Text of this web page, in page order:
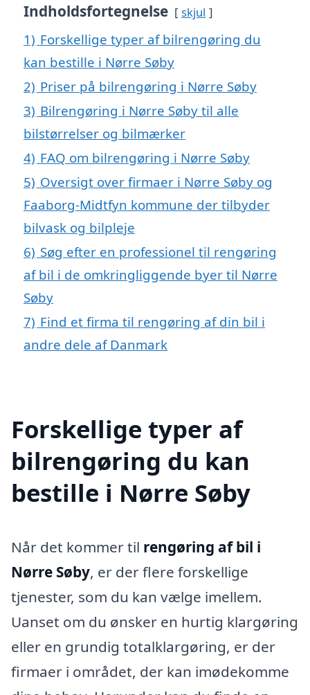
Indholdsfortegnelse skjul
1) Forskellige typer af bilrengøring du
kan bestille i Nørre Søby
2) Priser på bilrengøring i Nørre Søby
3) Bilrengøring i Nørre Søby til alle
bilstørrelser og bilmærker
4) FAQ om bilrengøring i Nørre Søby
5) Oversigt over firmaer i Nørre Søby og
Faaborg-Midtfyn kommune der tilbyder
bilvask og bilpleje
6) Søg efter en professionel til rengøring
af bil i de omkringliggende byer til Nørre
Søby
7) Find et firma til rengøring af din bil i
andre dele af Danmark
Forskellige typer af
bilrengøring du kan
bestille i Nørre Søby
Når det kommer til rengøring af bil i
Nørre Søby, er der flere forskellige
tjenester, som du kan vælge imellem.
Uanset om du ønsker en hurtig klargøring
eller en grundig totalklargøring, er der
firmaer i området, der kan imødekomme